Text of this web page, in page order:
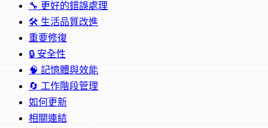
🔧 更好的錯誤處理
🛠️ 生活品質改進
重要修復
🔒 安全性
🧠 記憶體與效能
🔄 工作階段管理
如何更新
相關連結